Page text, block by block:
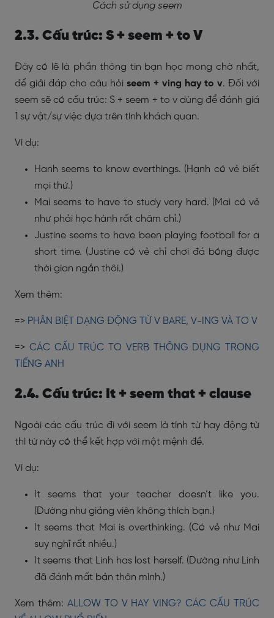
Cách sử dụng seem
2.3. Cấu trúc: S + seem + to V
Đây có lẽ là phần thông tin bạn học mong chờ nhất,
để giải đáp cho câu hỏi seem + ving hay to v. Đối với
seem sẽ có cấu trúc: S + seem + to v dùng để đánh giá
1 sự vật/sự việc dựa trên tính khách quan.
Ví dụ:
Hanh seems to know everthings. (Hạnh có vẻ biết
mọi thứ.)
Mai seems to have to study very hard. (Mai có vẻ
như phải học hành rất chăm chỉ.)
Justine seems to have been playing football for a
short time. (Justine có vẻ chỉ chơi đá bóng được
thời gian ngắn thôi.)
Xem thêm:
=> PHÂN BIỆT DẠNG ĐỘNG TỪ V BARE, V-ING VÀ TO V
=> CÁC CẤU TRÚC TO VERB THÔNG DỤNG TRONG
TIẾNG ANH
2.4. Cấu trúc: It + seem that + clause
Ngoài các cấu trúc đi với seem là tính từ hay động từ
thì từ này có thể kết hợp với một mệnh đề.
Ví dụ:
It seems that your teacher doesn’t like you.
(Dường như giảng viên không thích bạn.)
It seems that Mai is overthinking. (Có vẻ như Mai
suy nghĩ rất nhiều.)
It seems that Linh has lost herself. (Dường như Linh
đã đánh mất bản thân mình.)
Xem thêm: ALLOW TO V HAY VING? CÁC CẤU TRÚC